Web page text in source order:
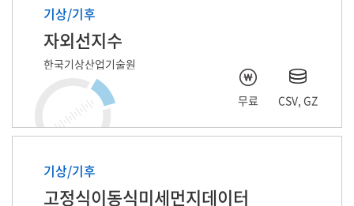
기상/기후
자외선지수
한국기상산업기술원
무료 CSV, GZ
기상/기후
고정식이동식미세먼지데이터